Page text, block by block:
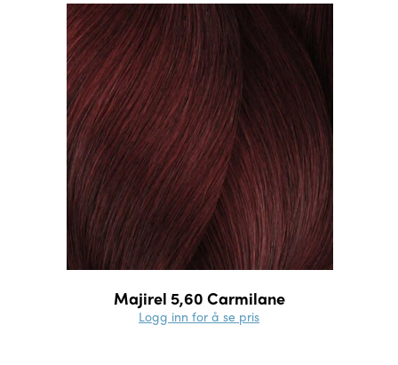
Majirel 5,60 Carmilane
Logg inn for å se pris